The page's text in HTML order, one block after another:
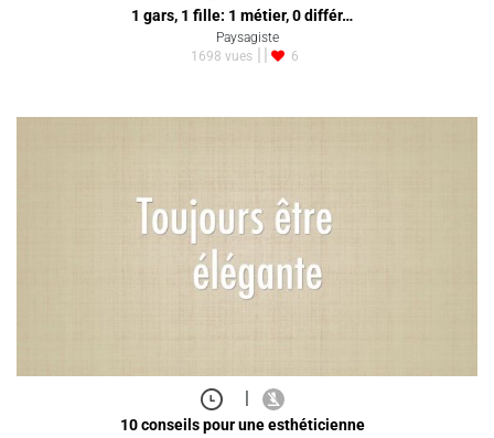
1 gars, 1 fille: 1 métier, 0 différ…
Paysagiste
1698 vues
6
|
10 conseils pour une esthéticienne